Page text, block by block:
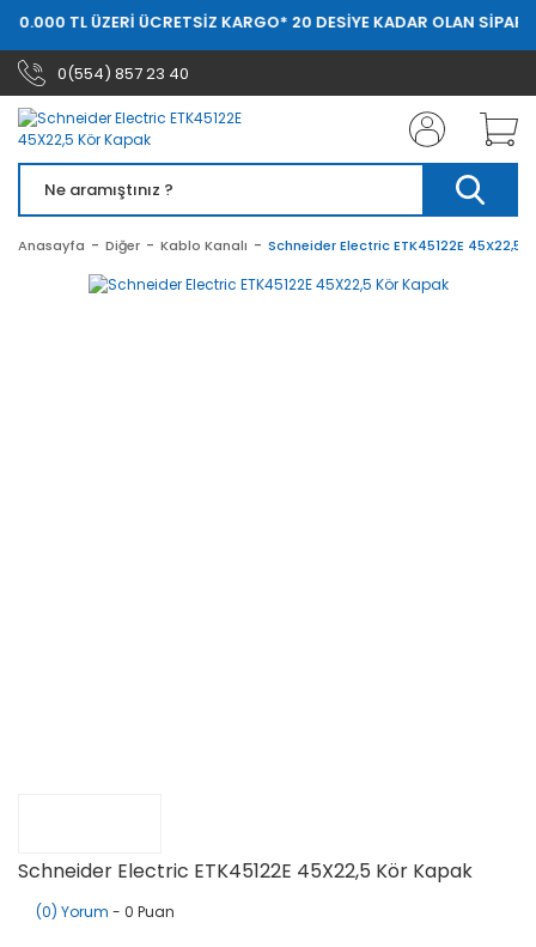
TL ÜZERİ ÜCRETSİZ KARGO* 20 DESİYE KADAR OLAN
0(554) 857 23 40
Anasayfa Diğer Kablo Kanalı Schneider Electric ETK45122E 45X22,5
Schneider Electric ETK45122E 45X22,5 Kör Kapak
(0) Yorum - 0 Puan